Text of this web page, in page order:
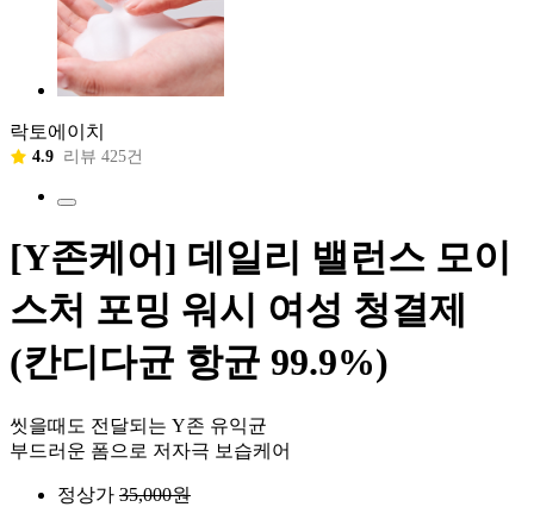
락토에이치
4.9 리뷰 425건
[Y존케어] 데일리 밸런스 모이
스처 포밍 워시 여성 청결제
(칸디다균 항균 99.9%)
씻을때도 전달되는 Y존 유익균
부드러운 폼으로 저자극 보습케어
정상가 35,000원